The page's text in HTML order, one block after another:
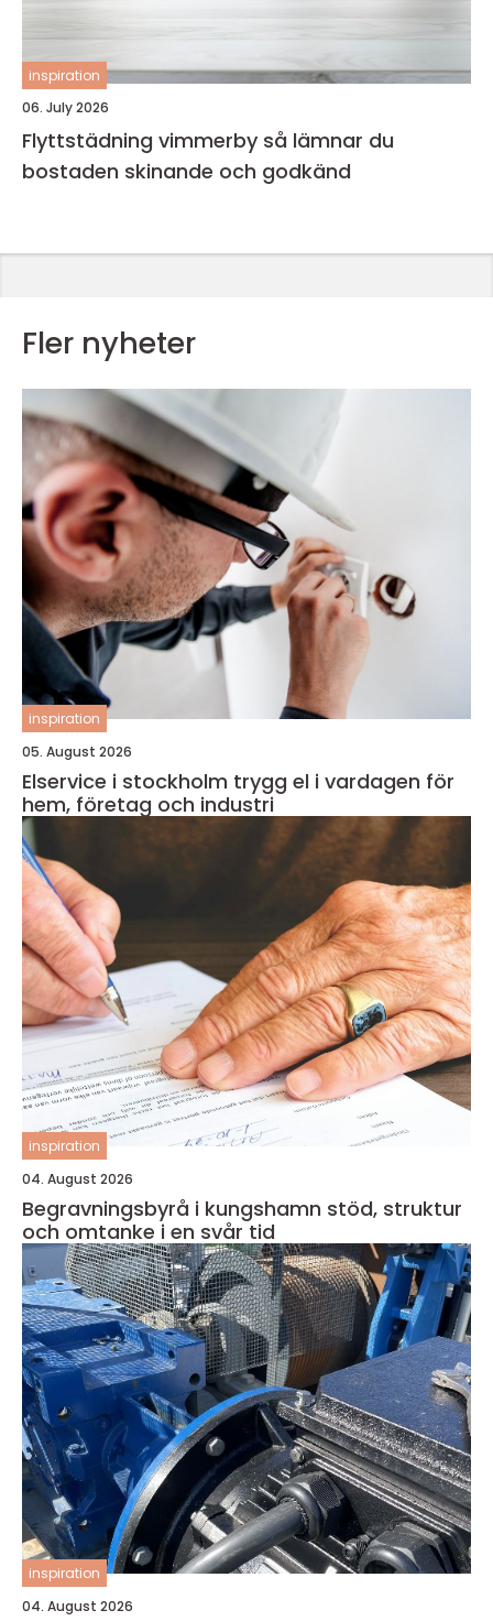
inspiration
06. July 2026
Flyttstädning vimmerby så lämnar du
bostaden skinande och godkänd
Fler nyheter
inspiration
05. August 2026
Elservice i stockholm trygg el i vardagen för
hem, företag och industri
inspiration
04. August 2026
Begravningsbyrå i kungshamn stöd, struktur
och omtanke i en svår tid
inspiration
04. August 2026